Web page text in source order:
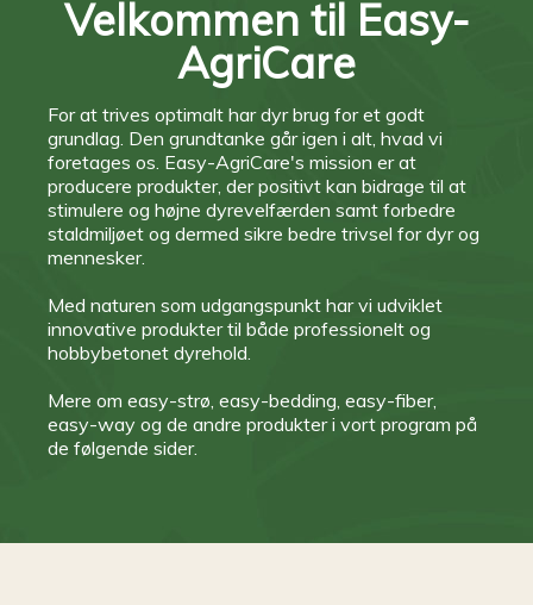
Velkommen til Easy-
AgriCare
For at trives optimalt har dyr brug for et godt
grundlag. Den grundtanke går igen i alt, hvad vi
foretages os. Easy-AgriCare's mission er at
producere produkter, der positivt kan bidrage til at
stimulere og højne dyrevelfærden samt forbedre
staldmiljøet og dermed sikre bedre trivsel for dyr og
mennesker.
Med naturen som udgangspunkt har vi udviklet
innovative produkter til både professionelt og
hobbybetonet dyrehold.
Mere om easy-strø, easy-bedding, easy-fiber,
easy-way og de andre produkter i vort program på
de følgende sider.